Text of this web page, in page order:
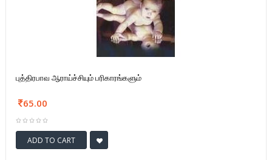
புத்திரபாவ ஆராய்ச்சியும் பரிகாரங்களும்
65.00
ADD TO CART